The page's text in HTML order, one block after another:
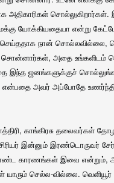
அதிகாரிகள் சொல்லுகிறார்கள்.
யோக்கியதையா என்று
நான் சொல்லவில்லை,
சொன்னார்கள், அதை
ஜனங்களுக்குச்
அவர் அப்போதே
காங்கிரசு தலைவர்கள்
இன்னும் இரண்டொருவர்
காரணங்கள் இவை என்றும்,
செல்ல-வில்லை.